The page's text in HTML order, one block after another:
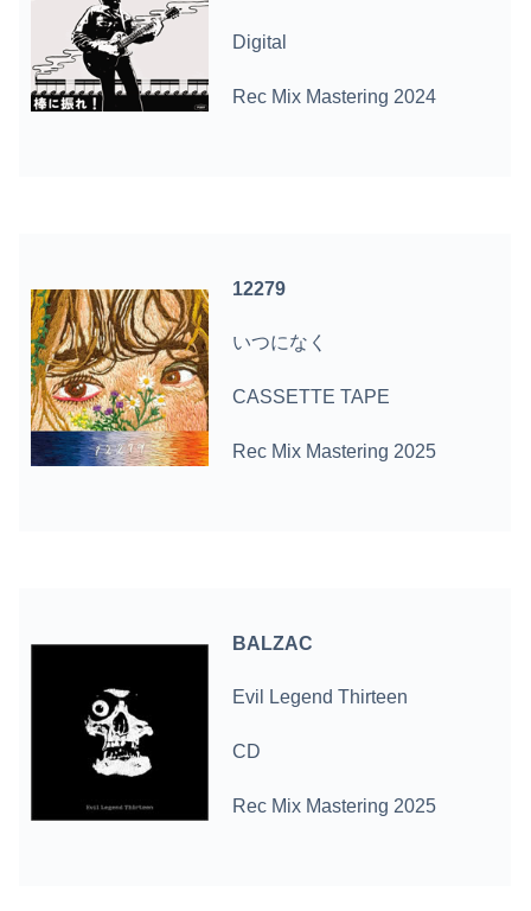
Digital
Rec Mix Mastering 2024
12279
いつになく
CASSETTE TAPE
Rec Mix Mastering 2025
BALZAC
Evil Legend Thirteen
CD
Rec Mix Mastering 2025